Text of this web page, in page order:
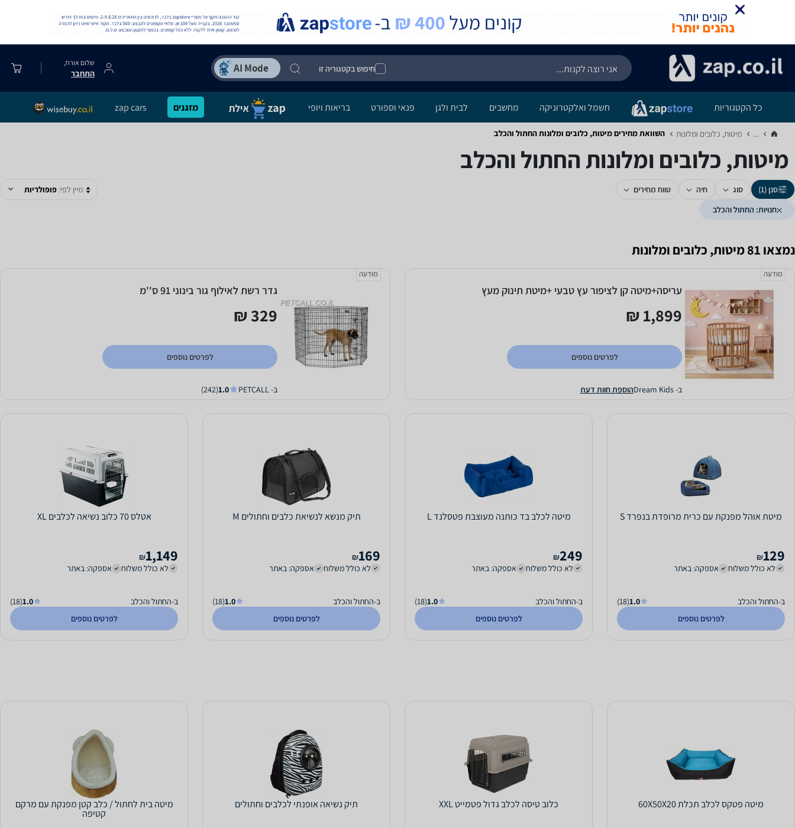
חיפוש בקטגוריה זו
שלום אורח,
התחבר
כל הקטגוריות חשמל ואלקטרוניקה מחשבים לבית ולגן פנאי וספורט בריאות ויופי מזגנים zap cars
... מיטות, כלובים ומלונות‏ השוואת מחירים מיטות, כלובים ומלונות ‏החתול והכלב
מיטות, כלובים ומלונות ‏החתול והכלב
סנן (1) סוג חיה
טווח מחירים
חנויות: החתול והכלב
מיין לפי: פופולריות
נמצאו 81 מיטות, כלובים ומלונות
מודעה
עריסה+מיטה קן לציפור עץ טבעי +מיטת תינוק מעץ
1,899 ₪
לפרטים נוספים
ב- Dream Kids הוספת חוות דעת
מודעה
גדר רשת לאילוף גור בינוני 91 ס''מ
329 ₪
לפרטים נוספים
ב- PETCALL 1.0
(242)
מיטת אוהל מפנקת עם כרית מרופדת בנפרד S
129
₪
לא כולל משלוח
אספקה: באתר
ב-החתול והכלב 1.0
(18)
לפרטים נוספים
מיטה לכלב בד כותנה מעוצבת פטסלנד L
249
₪
לא כולל משלוח
אספקה: באתר
ב-החתול והכלב 1.0
(18)
לפרטים נוספים
תיק מנשא לנשיאת כלבים וחתולים M
169
₪
לא כולל משלוח
אספקה: באתר
ב-החתול והכלב 1.0
(18)
לפרטים נוספים
אטלס 70 כלוב נשיאה לכלבים XL
1,149
₪
לא כולל משלוח
אספקה: באתר
ב-החתול והכלב 1.0
(18)
לפרטים נוספים
מיטה פטקס לכלב תכלת 60X50X20 כלוב טיסה לכלב גדול פטמייט XXL תיק נשיאה אופנתי לכלבים וחתולים מיטה בית לחתול / כלב קטן מפנקת עם מרקם
קטיפה